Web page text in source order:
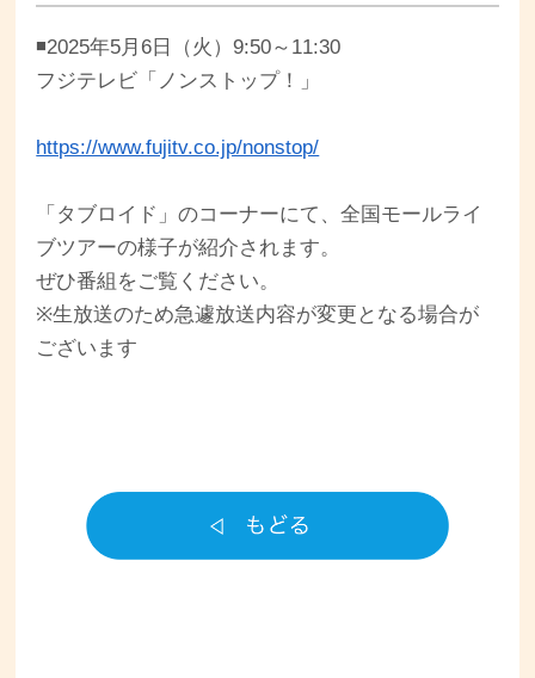
◾️2025年5月6日（火）9:50～11:30
フジテレビ「ノンストップ！」
https://www.fujitv.co.jp/nonstop/
「タブロイド」のコーナーにて、全国モールライ
ブツアーの様子が紹介されます。
ぜひ番組をご覧ください。
※生放送のため急遽放送内容が変更となる場合が
ございます